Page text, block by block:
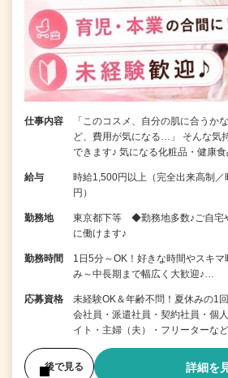
仕事内容
「このコスメ、自分の肌に合うか
ど、費用が気になる…」 そんな気
できます♪ 気になる化粧品・健康
給与
時給1,500円以上（完全出来高制
円）
勤務地
東京都下等 ◆勤務地多数♪ご自宅
に働けます♪
勤務時間
1日5分～OK！好きな時間やスキ
み～中長期まで幅広く大歓迎♪…
応募資格
未経験OK＆年齢不問！夏休みの1
会社員・派遣社員・契約社員・個
イト・主婦（夫）・フリーターな
後で見る 詳細を